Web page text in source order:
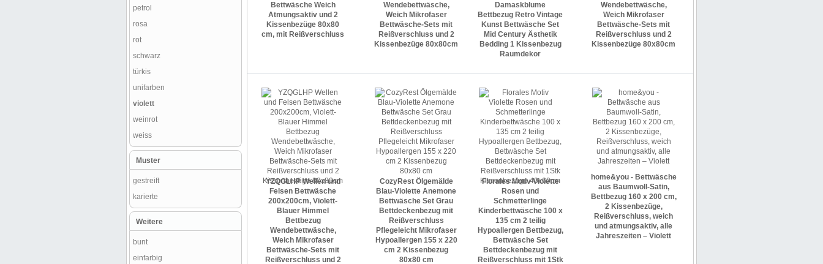
Bettwäsche Weich
Atmungsaktiv und 2
Kissenbezüge 80x80
cm, mit Reißverschluss
Wendebettwäsche,
Weich Mikrofaser
Bettwäsche-Sets mit
Reißverschluss und 2
Kissenbezüge 80x80cm
Damaskblume
Bettbezug Retro Vintage
Kunst Bettwäsche Set
Mid Century Ästhetik
Bedding 1 Kissenbezug
Raumdekor
Wendebettwäsche,
Weich Mikrofaser
Bettwäsche-Sets mit
Reißverschluss und 2
Kissenbezüge 80x80cm
YZQGLHP Wellen und
Felsen Bettwäsche
200x200cm, Violett-
Blauer Himmel
Bettbezug
Wendebettwäsche,
Weich Mikrofaser
Bettwäsche-Sets mit
Reißverschluss und 2
CozyRest Ölgemälde
Blau-Violette Anemone
Bettwäsche Set Grau
Bettdeckenbezug mit
Reißverschluss
Pflegeleicht Mikrofaser
Hypoallergen 155 x 220
cm 2 Kissenbezug
80x80 cm
Florales Motiv Violette
Rosen und
Schmetterlinge
Kinderbettwäsche 100 x
135 cm 2 teilig
Hypoallergen Bettbezug,
Bettwäsche Set
Bettdeckenbezug mit
Reißverschluss mit 1Stk
home&you - Bettwäsche
aus Baumwoll-Satin,
Bettbezug 160 x 200 cm,
2 Kissenbezüge,
Reißverschluss, weich
und atmungsaktiv, alle
Jahreszeiten – Violett
petrol
rosa
rot
schwarz
türkis
unifarben
violett
weinrot
weiss
Muster
gestreift
karierte
Weitere
bunt
einfarbig